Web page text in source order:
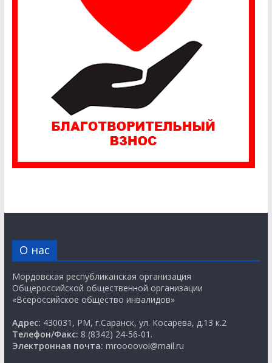
О нас
Мордовская республиканская организация
Общероссийской общественной организации
«Всероссийское общество инвалидов»
Адрес: 430031, РМ, г.Саранск, ул. Косарева, д.13 к.2
Телефон/Факс: 8 (8342) 24-56-01.
Электронная почта: mroooovoi@mail.ru